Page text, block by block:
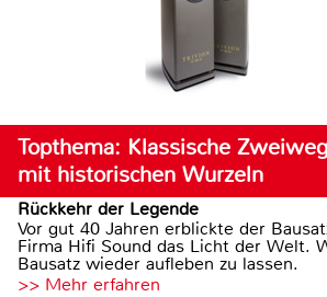
Topthema: Klassische
mit historischen Wurzeln
Rückkehr der Legende
Vor gut 40 Jahren erblickte der
Firma Hifi Sound das Licht der Welt.
Bausatz wieder aufleben zu lassen.
>> Mehr erfahren